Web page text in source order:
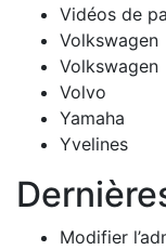
Vidéos de
Volkswagen
Volkswagen
Volvo
Yamaha
Yvelines
Modifier